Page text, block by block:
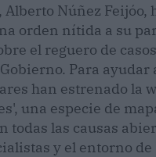
Alberto Núñez Feijóo,
orden nítida a su
el reguero de
Para ayudar
han estrenado la
una especie de
todas las causas
y el entorno de